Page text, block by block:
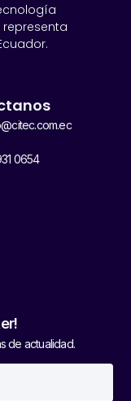
representa
0654
de actualidad.